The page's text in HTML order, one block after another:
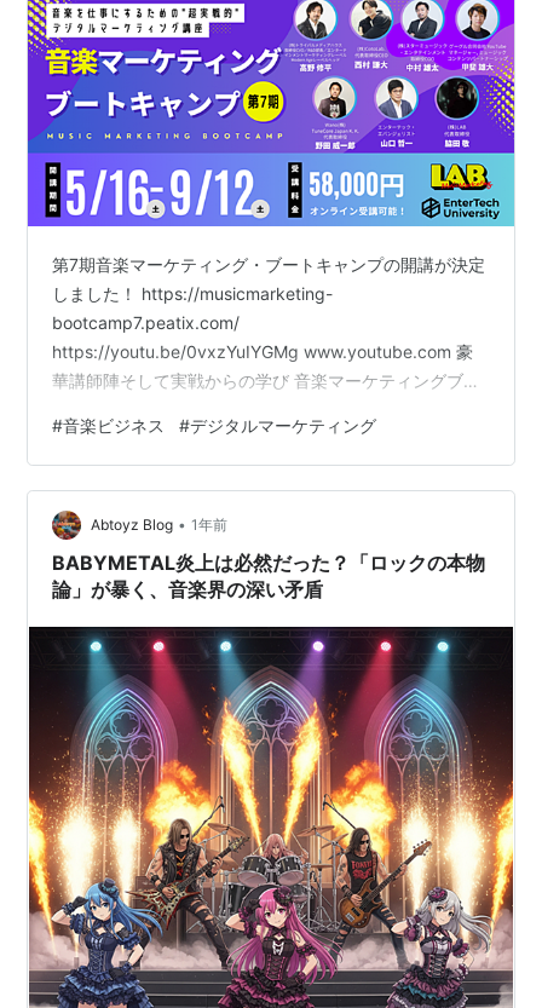
第7期音楽マーケティング・ブートキャンプの開講が決定
しました！ https://musicmarketing-
bootcamp7.peatix.com/
https://youtu.be/0vxzYuIYGMg www.youtube.com 豪
華講師陣そして実戦からの学び 音楽マーケティングブー
マーケティング」に強い人材を育成するためにスタート
し、最前線で活躍するプロフェッショナルをゲスト講師
に迎えた座学編と、実際に活動しているアーティストの
アカウントを題材にして行う実戦編の二つからなる4か月
のセミナーです。 音楽が時代の進化と共に発展する事…
#音楽ビジネス #デジタルマーケティング
Abtoyz Blog • 1年前
BABYMETAL炎上は必然だった？「ロックの本物
論」が暴く、音楽界の深い矛盾